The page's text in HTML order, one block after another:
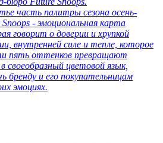
часть палитры сезона осень-
- эмоциональная карта
говорит о доверии и хрупкой
внутренней силе и тепле, которое
пять оттенков превращают
своеобразный цветовой язык,
и его покупательницам
эмоциях.